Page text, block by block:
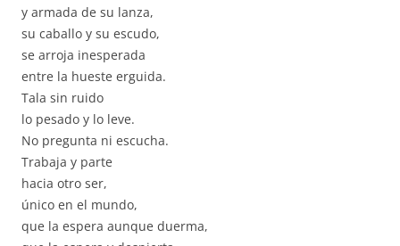
y armada de su lanza,
su caballo y su escudo,
se arroja inesperada
entre la hueste erguida.
Tala sin ruido
lo pesado y lo leve.
No pregunta ni escucha.
Trabaja y parte
hacia otro ser,
único en el mundo,
que la espera aunque duerma,